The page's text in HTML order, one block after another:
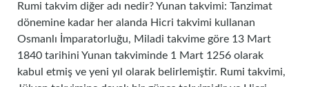
Rumi takvim diğer adı nedir? Yunan takvimi: Tanzimat
dönemine kadar her alanda Hicri takvimi kullanan
Osmanlı İmparatorluğu, Miladi takvime göre 13 Mart
1840 tarihini Yunan takviminde 1 Mart 1256 olarak
kabul etmiş ve yeni yıl olarak belirlemiştir. Rumi takvimi,